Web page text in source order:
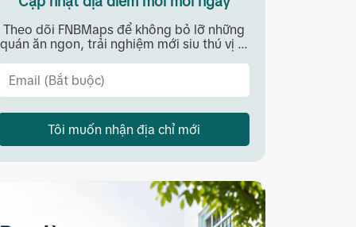
Theo dõi FNBMaps để không bỏ lỡ những
quán ăn ngon, trải nghiệm mới siu thú vị ...
Tôi muốn nhận địa chỉ mới